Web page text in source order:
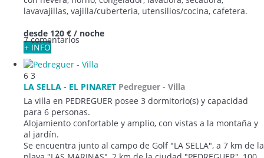
lavavajillas, vajilla/cuberteria, utensilios/cocina, cafetera.
7 comentarios
desde 120 € / noche
+ INFO
6 3
LA SELLA - EL PINARET Pedreguer - Villa
La villa en PEDREGUER posee 3 dormitorio(s) y capacidad
para 6 personas.
Alojamiento confortable y amplio, con vistas a la montaña y
al jardín.
Se encuentra junto al campo de Golf "LA SELLA", a 7 km de la